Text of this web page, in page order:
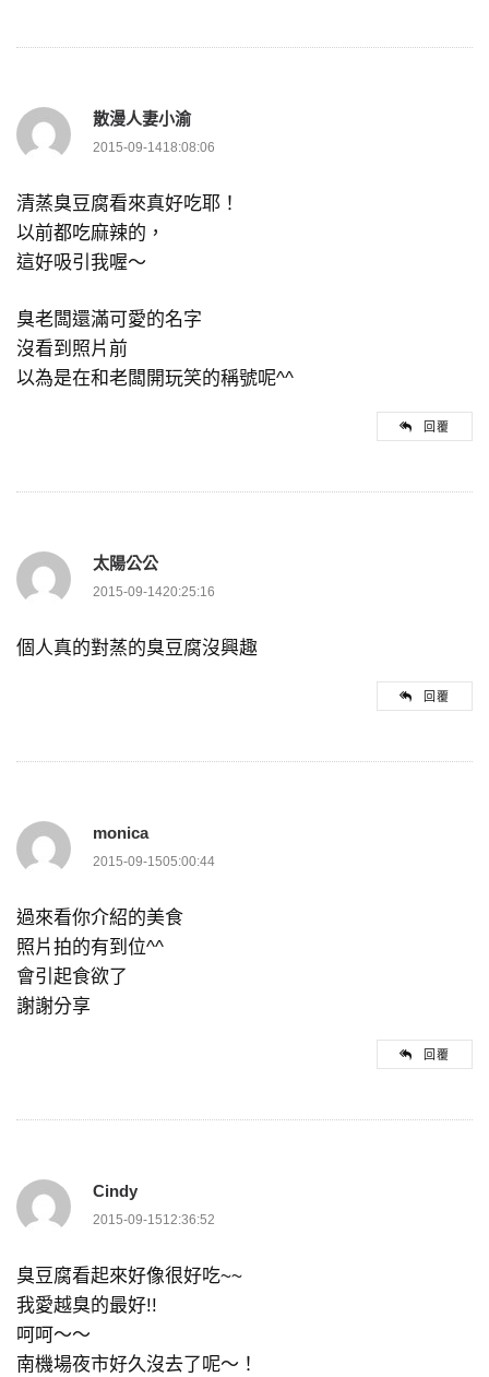
散漫人妻小渝
2015-09-1418:08:06
清蒸臭豆腐看來真好吃耶！
以前都吃麻辣的，
這好吸引我喔～
臭老闆還滿可愛的名字
沒看到照片前
以為是在和老闆開玩笑的稱號呢^^
回覆
太陽公公
2015-09-1420:25:16
個人真的對蒸的臭豆腐沒興趣
回覆
monica
2015-09-1505:00:44
過來看你介紹的美食
照片拍的有到位^^
會引起食欲了
謝謝分享
回覆
Cindy
2015-09-1512:36:52
臭豆腐看起來好像很好吃~~
我愛越臭的最好!!
呵呵～～
南機場夜市好久沒去了呢～！